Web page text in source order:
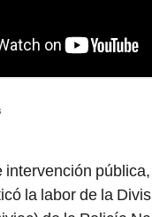
a favor de la Diviac.
intervención
la labor de la